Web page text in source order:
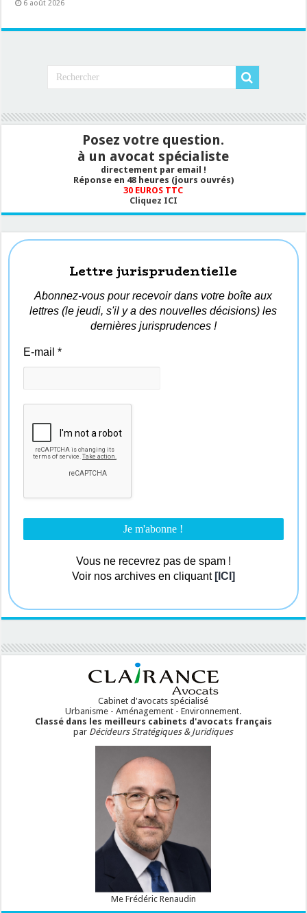
6 août 2026
Posez votre question.
à un avocat spécialiste
directement par email !
Réponse en 48 heures (jours ouvrés)
30 EUROS TTC
Cliquez ICI
Lettre jurisprudentielle
Abonnez-vous pour recevoir dans votre boîte aux
lettres (le jeudi, s'il y a des nouvelles décisions) les
dernières jurisprudences !
E-mail*
Vous ne recevrez pas de spam !
Voir nos archives en cliquant [ICI]
Cabinet d'avocats spécialisé
Urbanisme - Aménagement - Environnement.
Classé dans les meilleurs cabinets d'avocats français
par Décideurs Stratégiques & Juridiques
Me Frédéric Renaudin